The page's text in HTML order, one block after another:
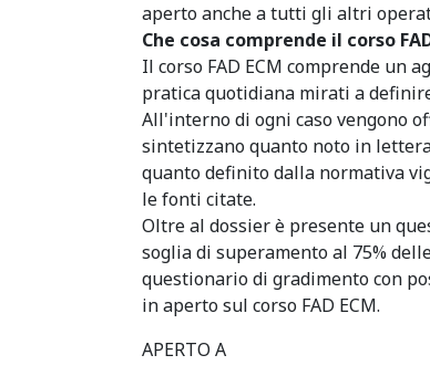
aperto anche a tutti gli altri
Che cosa comprende il corso
Il corso FAD ECM comprende un
pratica quotidiana mirati a
All'interno di ogni caso vengono
sintetizzano quanto noto in
quanto definito dalla normativa
le fonti citate.
Oltre al dossier è presente un
soglia di superamento al 75%
questionario di gradimento con
in aperto sul corso FAD ECM.
APERTO A